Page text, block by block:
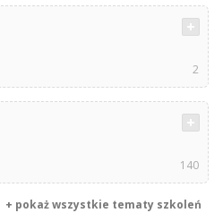
2
140
+ pokaż wszystkie tematy szkoleń